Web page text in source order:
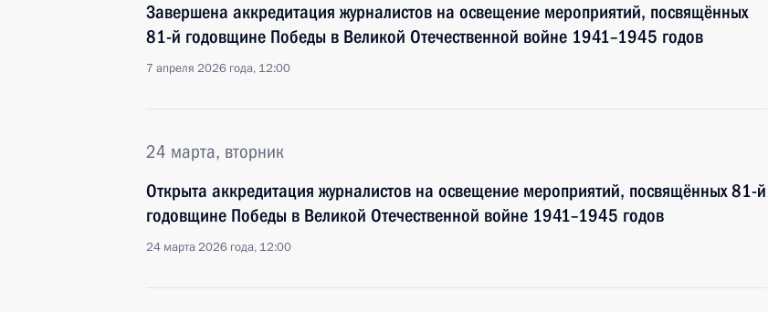
Завершена аккредитация журналистов на освещение мероприятий, посвящённых
81-й годовщине Победы в Великой Отечественной войне 1941–1945 годов
7 апреля 2026 года, 12:00
24 марта, вторник
Открыта аккредитация журналистов на освещение мероприятий, посвящённых 81-й
годовщине Победы в Великой Отечественной войне 1941–1945 годов
24 марта 2026 года, 12:00